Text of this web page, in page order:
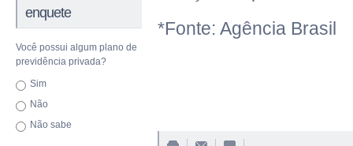
enquete
Você possui algum plano de
previdência privada?
Sim
Não
Não sabe
*Fonte: Agência Brasil